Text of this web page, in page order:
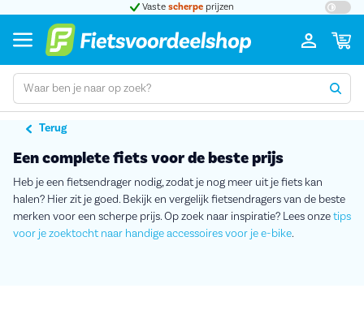
Vaste scherpe prijzen
Terug
Een complete fiets voor de beste prijs
Heb je een fietsendrager nodig, zodat je nog meer uit je fiets kan
halen? Hier zit je goed. Bekijk en vergelijk fietsendragers van de beste
merken voor een scherpe prijs. Op zoek naar inspiratie? Lees onzetips
voor je zoektocht naar handige accessoires voor je e-bike.